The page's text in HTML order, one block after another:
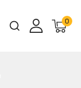
0